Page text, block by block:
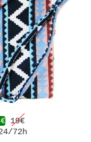
19€
72h